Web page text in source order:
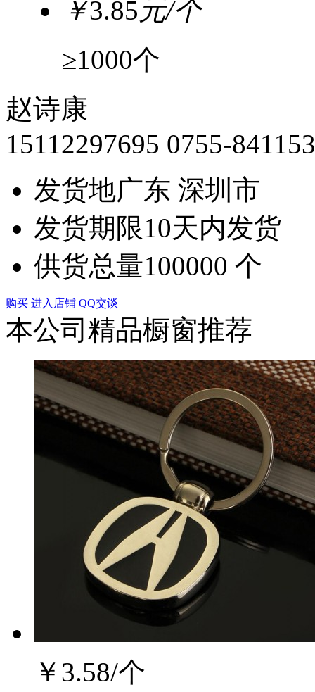
￥3.85 元/个
≥1000个
赵诗康
15112297695 0755-
发货地广东 深圳市
发货期限10天内发货
供货总量100000 个
购买 进入店铺 QQ交谈
本公司精品橱窗推荐
￥ 3.58/个